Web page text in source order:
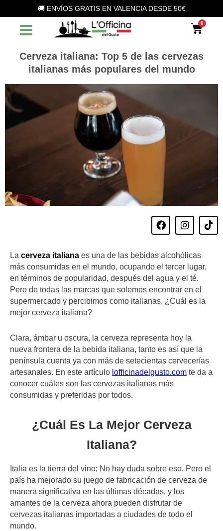
al
contenuto
🚚 ENVÍOS GRATIS EN VALENCIA DESDE 50€
Cerveza italiana: Top 5 de las cervezas
italianas más populares del mundo
F
a
b
o
o
k
I
n
a
g
r
a
m
T
i
La cerveza italiana es una de las bebidas alcohólicas
más consumidas en el mundo, ocupando el tercer lugar,
en términos de popularidad, después del agua y el té.
Pero de todas las marcas que solemos encontrar en el
supermercado y percibimos como italianas, ¿Cuál es la
mejor cerveza italiana?
Clara, ámbar u oscura, la cerveza representa hoy la
nueva frontera de la bebida italiana, tanto es así que la
península cuenta ya con más de setecientas cervecerías
artesanales. En este artículo lofficinadelgusto.com te da a
conocer cuáles son las cervezas italianas más
consumidas y preferidas por todos.
¿Cuál Es La Mejor Cerveza
Italiana?
Italia es la tierra del vino; No hay duda sobre eso. Pero el
país ha mejorado su juego de fabricación de cerveza de
manera significativa en las últimas décadas, y los
amantes de la cerveza ahora pueden disfrutar de
cervezas italianas importadas a ciudades de todo el
mundo.